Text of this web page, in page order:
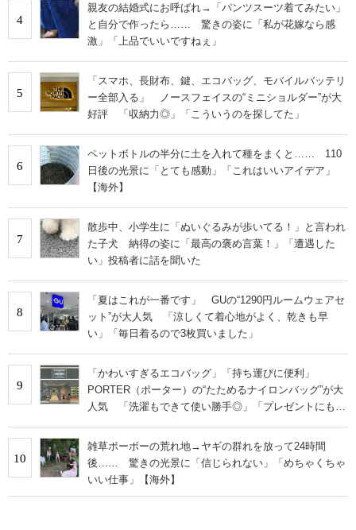
4
親友の結婚式にお呼ばれ→「パンツスーツ着てみたい」
と自分で作ったら…… 驚きの姿に「私が花嫁なら感
激」「上品でいいですねぇ」
5
「スマホ、長財布、鍵、エコバッグ、モバイルバッテリ
ー全部入る」 ノースフェイスの“ミニショルダー”が大
好評 「収納力◎」「こういうのを探してた」
6
ペットボトルの半分に土を入れて種をまくと…… 110
日後の光景に「とても感動」「これはいいアイデア」
【海外】
7
散歩中、小学生に「ぬいぐるみが歩いてる！」と言われ
た子犬 納得の姿に「最高の褒め言葉！」「遭遇した
い」投稿者に話を聞いた
8
「夏はこれが一番です」 GUの“1290円ルームウェアセ
ット”が大人気 「涼しくて着心地がよく、乾きも早
い」「毎日着るので3枚買いました」
9
「かわいすぎるエコバッグ」「持ち運びに便利」
PORTER（ポーター）の“たためるナイロンバッグ”が大
人気 「洗濯もできて使い勝手◎」「プレゼントにもお
10
雑草ボーボーの荒れ地→ヤギの群れを放って24時間
後…… 驚きの光景に「信じられない」「めちゃくちゃ
いい仕事」【海外】